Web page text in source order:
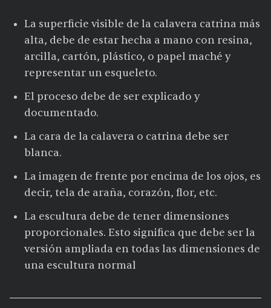
La superficie visible de la calavera catrina más
alta, debe de estar hecha a mano con resina,
arcilla, cartón, plástico, o papel maché y
representar un esqueleto.
El proceso debe de ser explicado y
documentado.
La cara de la calavera o catrina debe ser
blanca.
La imagen de frente por encima de los ojos, es
decir, tela de araña, corazón, flor, etc.
La escultura debe de tener dimensiones
proporcionales. Esto significa que debe ser la
versión ampliada en todas las dimensiones de
una escultura normal